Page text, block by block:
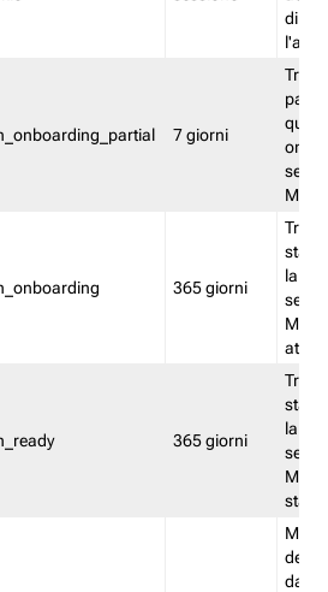
7 giorni
365 giorni
stata
la
365 giorni
stata
la
stato
delle